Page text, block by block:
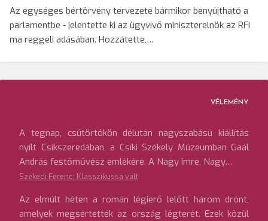
Az egységes bértörvény tervezete bármikor benyújtható a
parlamentbe - jelentette ki az ügyvivő miniszterelnök az RFI
ma reggeli adásában. Hozzátette,…
VÉLEMÉNY
A tegnap, csütörtökön délután nagyszabású kiállítás
nyílt Csíkszeredában, a Csíki Székely Múzeumban Gaál
András festőművész emlékére. A Nagy Imre, Nagy…
Székedi Ferenc: Klasszikussá vált
Az elmúlt héten a román légierő lelőtt három drónt,
amelyek megsértették az ország légterét. Ezek közül